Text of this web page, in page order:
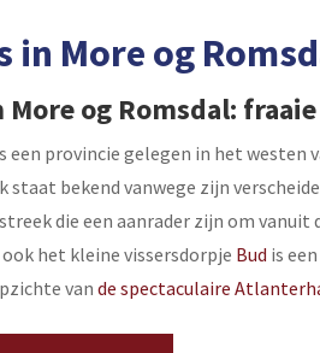
in More og
More og Romsdal:
een provincie gelegen in het westen
staat bekend vanwege zijn
die een aanrader zijn om vanuit
het kleine vissersdorpje Bud is
vande spectaculaire